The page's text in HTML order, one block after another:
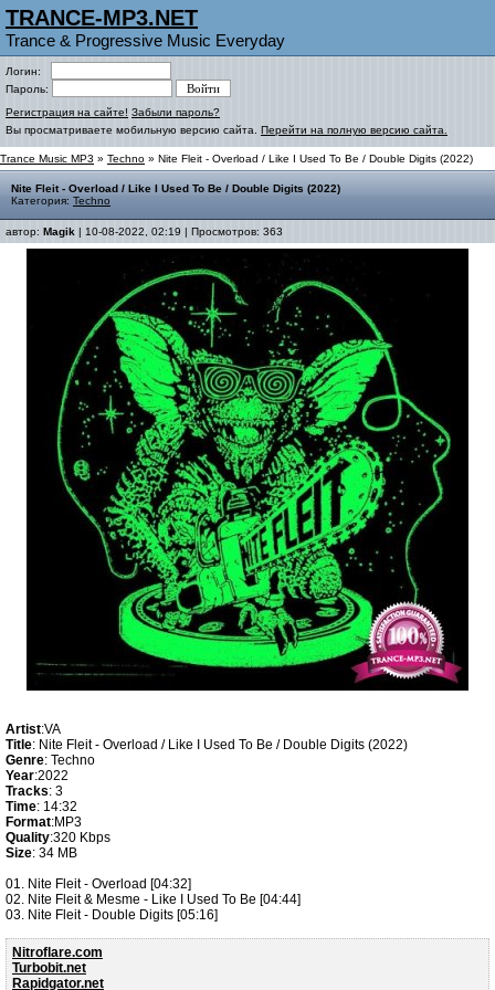
TRANCE-MP3.NET
Trance & Progressive Music Everyday
Логин:
Пароль:
Регистрация на сайте! Забыли пароль?
Вы просматриваете мобильную версию сайта. Перейти на полную версию сайта.
Trance Music MP3 » Techno » Nite Fleit - Overload / Like I Used To Be / Double Digits (2022)
Nite Fleit - Overload / Like I Used To Be / Double Digits (2022)
Категория: Techno
автор: Magik | 10-08-2022, 02:19 | Просмотров: 363
Artist:VA
Title: Nite Fleit - Overload / Like I Used To Be / Double Digits (2022)
Genre: Techno
Year:2022
Tracks: 3
Time: 14:32
Format:MP3
Quality:320 Kbps
Size: 34 MB
01. Nite Fleit - Overload [04:32]
02. Nite Fleit & Mesme - Like I Used To Be [04:44]
03. Nite Fleit - Double Digits [05:16]
Nitroflare.com
Turbobit.net
Rapidgator.net